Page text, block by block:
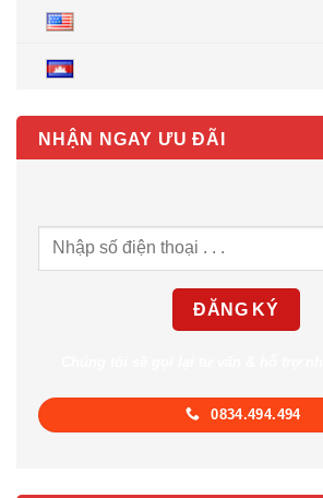
NHẬN NGAY ƯU ĐÃI
0834.494.494